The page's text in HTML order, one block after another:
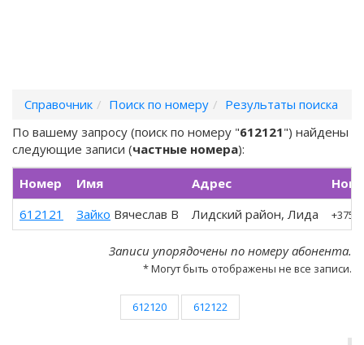
Справочник Поиск по номеру
Результаты поиска
По вашему запросу (поиск по номеру "612121") найдены
следующие записи (частные номера):
Номер Имя Адрес
612121
Зайко Вячеслав В Лидский район, Лида
Записи упорядочены по номеру абонента.
* Могут быть отображены не все записи.
612120 612122